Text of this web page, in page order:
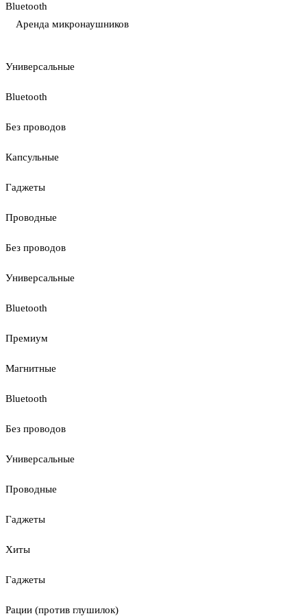
Bluetooth
Аренда микронаушников
Универсальные
Bluetooth
Без проводов
Капсульные
Гаджеты
Проводные
Без проводов
Универсальные
Bluetooth
Премиум
Магнитные
Bluetooth
Без проводов
Универсальные
Проводные
Гаджеты
Хиты
Гаджеты
Рации (против глушилок)